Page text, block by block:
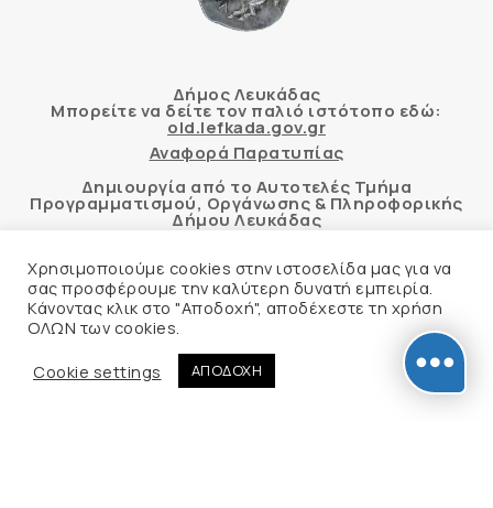
Δήμος Λευκάδας
Μπορείτε να δείτε τον παλιό ιστότοπο εδώ:
old.lefkada.gov.gr
Αναφορά Παρατυπίας
Δημιουργία από το Αυτοτελές Τμήμα
Προγραμματισμού, Οργάνωσης & Πληροφορικής
Δήμου Λευκάδας
Αυτόματος έλεγχος προσβασιμότητας
δικτυακού τόπου με βάση το πρότυπο WCAG 2.1
Δήλωση Προσβασιμότητας
Χρησιμοποιούμε cookies στην ιστοσελίδα μας για να
σας προσφέρουμε την καλύτερη δυνατή εμπειρία.
Κάνοντας κλικ στο "Αποδοχή", αποδέχεστε τη χρήση
ΟΛΩΝ των cookies.
Cookie settings
ΑΠΟΔΟΧΗ